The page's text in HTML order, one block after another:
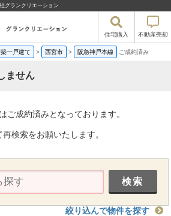
グランクリエーション
住宅購入 不動産売却
一戸建て > 西宮市 > 阪急神戸本線 ご成約済み
ません
ご成約済みとなっております。
検索をお願いたします。
絞り込んで物件を探す